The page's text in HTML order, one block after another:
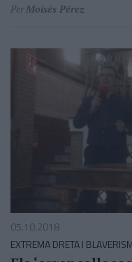
PerMoisés Pérez
05.10.2018
EXTREMA DRETA I